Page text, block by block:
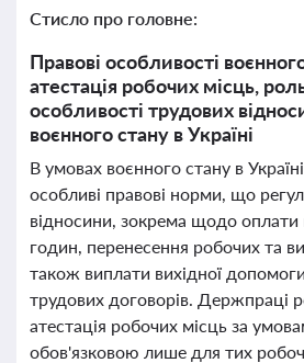
Стисло про головне:
Правові особливості
атестація робочих місць,
особливості трудових
воєнного стану в Україні
В умовах воєнного стану в
особливі правові норми, що
відносини, зокрема щодо
годин, перенесення робочих та
також виплати вихідної
трудових договорів. Держпраці
атестація робочих місць за
обов'язковою лише для тих